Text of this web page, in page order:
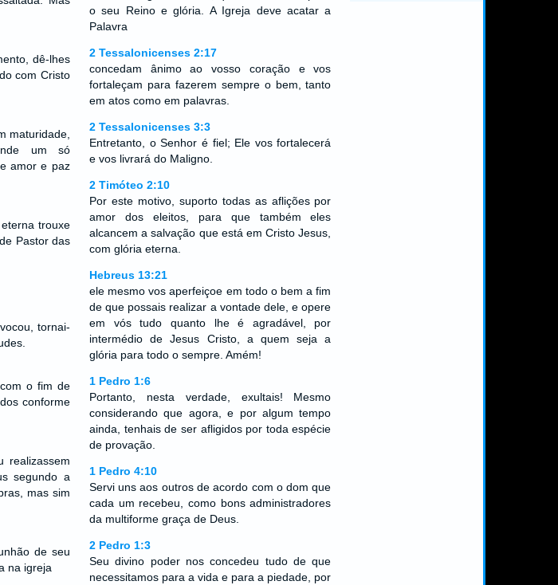
dê-lhes
com Cristo
maturidade,
um só
amor e paz
trouxe
Pastor das
tornai-
o fim de
conforme
realizassem
segundo a
mas sim
de seu
na igreja
o seu Reino e glória. A Igreja deve acatar a
Palavra
2 Tessalonicenses 2:17
concedam ânimo ao vosso coração e vos
fortaleçam para fazerem sempre o bem, tanto
em atos como em palavras.
2 Tessalonicenses 3:3
Entretanto, o Senhor é fiel; Ele vos fortalecerá
e vos livrará do Maligno.
2 Timóteo 2:10
Por este motivo, suporto todas as aflições por
amor dos eleitos, para que também eles
alcancem a salvação que está em Cristo Jesus,
com glória eterna.
Hebreus 13:21
ele mesmo vos aperfeiçoe em todo o bem a fim
de que possais realizar a vontade dele, e opere
em vós tudo quanto lhe é agradável, por
intermédio de Jesus Cristo, a quem seja a
glória para todo o sempre. Amém!
1 Pedro 1:6
Portanto, nesta verdade, exultais! Mesmo
considerando que agora, e por algum tempo
ainda, tenhais de ser afligidos por toda espécie
de provação.
1 Pedro 4:10
Servi uns aos outros de acordo com o dom que
cada um recebeu, como bons administradores
da multiforme graça de Deus.
2 Pedro 1:3
Seu divino poder nos concedeu tudo de que
necessitamos para a vida e para a piedade, por